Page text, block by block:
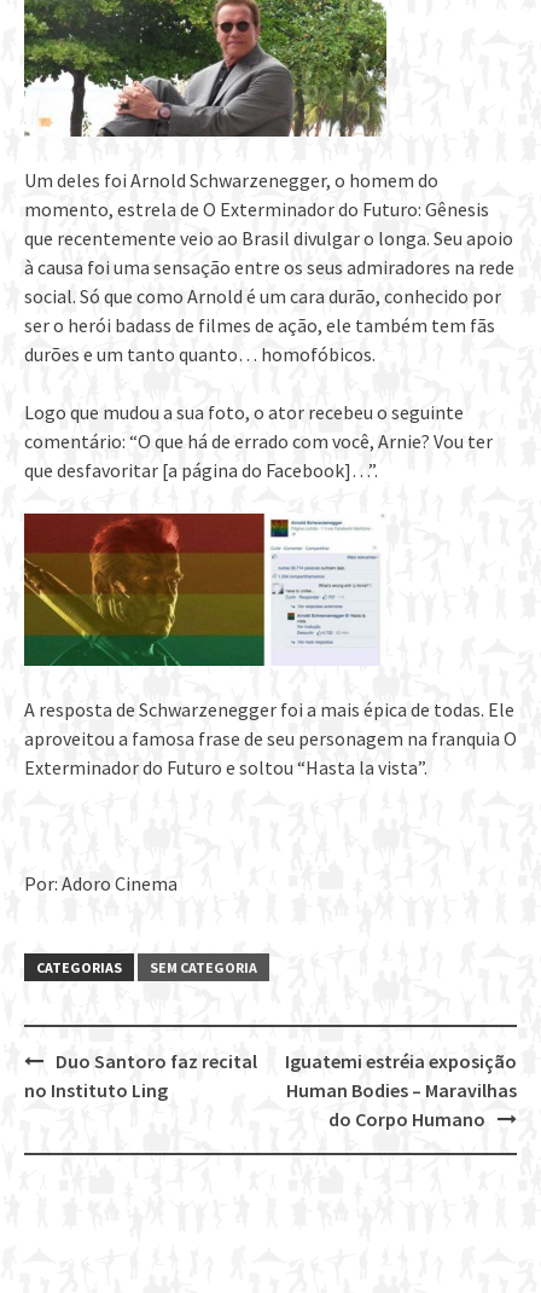
Um deles foi Arnold Schwarzenegger, o homem do
momento, estrela de O Exterminador do Futuro: Gênesis
que recentemente veio ao Brasil divulgar o longa. Seu apoio
à causa foi uma sensação entre os seus admiradores na rede
social. Só que como Arnold é um cara durão, conhecido por
ser o herói badass de filmes de ação, ele também tem fãs
durões e um tanto quanto… homofóbicos.
Logo que mudou a sua foto, o ator recebeu o seguinte
comentário: “O que há de errado com você, Arnie? Vou ter
que desfavoritar [a página do Facebook]…”.
A resposta de Schwarzenegger foi a mais épica de todas. Ele
aproveitou a famosa frase de seu personagem na franquia O
Exterminador do Futuro e soltou “Hasta la vista”.
Por: Adoro Cinema
CATEGORIAS SEM CATEGORIA
Post
Iguatemi estréia exposição
Human Bodies – Maravilhas
do Corpo Humano
Duo Santoro faz recital
no Instituto Ling